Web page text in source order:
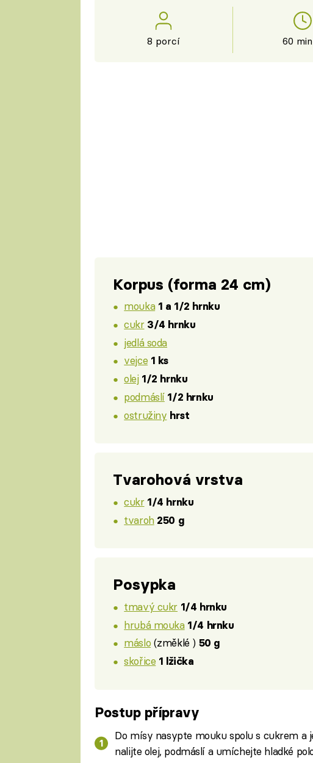
8 porcí 60
Korpus (forma 24 cm)
mouka 1 a 1/2 hrnku
cukr 3/4 hrnku
jedlá soda
vejce 1 ks
olej 1/2 hrnku
podmáslí 1/2 hrnku
ostružiny hrst
Tvarohová vrstva
cukr 1/4 hrnku
tvaroh 250 g
Posypka
tmavý cukr 1/4 hrnku
hrubá mouka 1/4 hrnku
máslo (změklé ) 50 g
skořice 1 lžička
Postup přípravy
Do mísy nasypte mouku spolu s cukrem a
nalijte olej, podmáslí a umíchejte hladké